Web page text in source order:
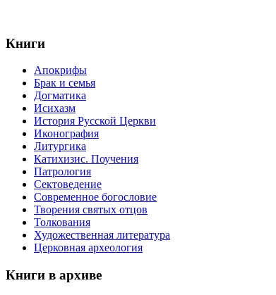
Книги
Апокрифы
Брак и семья
Догматика
Исихазм
История Русской Церкви
Иконография
Литургика
Катихизис. Поучения
Патрология
Сектоведение
Современное богословие
Творения святых отцов
Толкования
Художественная литература
Церковная археология
Книги в архиве